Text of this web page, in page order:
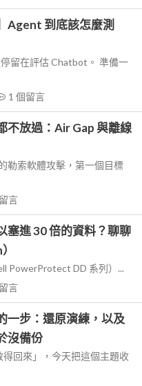
Agent 到底該怎麼測
留在評估 Chatbot。 準備一
1 個留言
不放過：Air Gap 與離線
勒索軟體攻擊，第一個目標
言
塞進 30 倍的資料？聊聊
PowerProtect DD 系列）...
言
一步：還原演練，以及
沒備份
回來」，今天把這個主題收